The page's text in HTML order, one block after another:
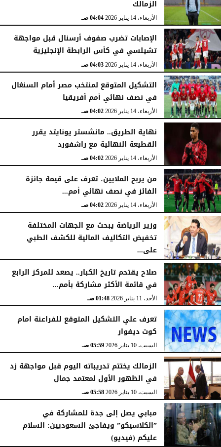
الثلاثاء، 31 مارس 2026 04:47 صـ
الزمالك
الأربعاء، 14 يناير 2026 04:04 صـ
الإصابات تضرب صفوف أرسنال قبل مواجهة
تشيلسي في كأس الرابطة الإنجليزية
الأربعاء، 14 يناير 2026 04:03 صـ
التشكيل المتوقع لمنتخب مصر أمام السنغال
في نصف نهائي أمم أفريقيا
الأربعاء، 14 يناير 2026 04:02 صـ
نهاية الطريق.. مانشستر يونايتد يقرر
القطيعة النهائية مع راشفورد
الأربعاء، 14 يناير 2026 04:02 صـ
من يربح الملايين، تعرف على قيمة جائزة
الفائز في نصف نهائي أمم...
الأربعاء، 14 يناير 2026 04:02 صـ
وزير الرياضة يبحث مع الجهات المختلفة
تخفيض التكاليف المالية للكشف الطبي
على...
الأربعاء، 14 يناير 2026 03:56 صـ
صلاح يقتحم تاريخ الكبار.. يصعد للمركز الرابع
في قائمة الأكثر مشاركة بأمم...
الأحد، 11 يناير 2026 01:48 صـ
تعرف علي التشكيل المتوقع للفراعنة امام
كوت ديفوار
السبت، 10 يناير 2026 05:59 صـ
الزمالك يختتم تدريباته اليوم قبل مواجهة زد
في الظهور الأول لمعتمد جمال
السبت، 10 يناير 2026 05:58 صـ
مبابي يصل إلى جدة للمشاركة في
”الكلاسيكو” ويفاجئ السعوديين: السلام
عليكم (فيديو)